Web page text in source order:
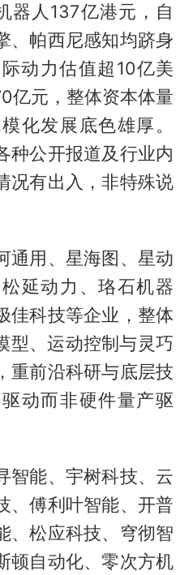
器人137亿港元，自
、帕西尼感知均跻身
动力估值超10亿美
亿元，整体资本体量
化发展底色雄厚。
种公开报道及行业内
况有出入，非特殊说
通用、星海图、星动
延动力、珞石机器
佳科技等企业，整体
型、运动控制与灵巧
重前沿科研与底层技
动而非硬件量产驱
智能、宇树科技、云
、傅利叶智能、开普
、松应科技、穹彻智
顿自动化、零次方机